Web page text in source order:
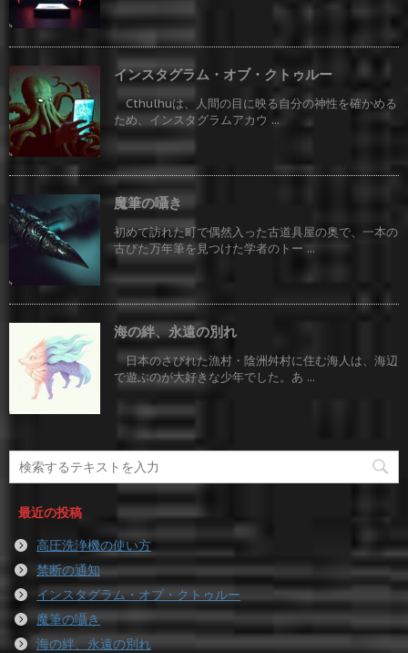
インスタグラム・オブ・クトゥルー
Cthulhuは、人間の目に映る自分の神性を確かめる
ため、インスタグラムアカウ ...
魔筆の囁き
初めて訪れた町で偶然入った古道具屋の奥で、一本の
古びた万年筆を見つけた学者のトー ...
海の絆、永遠の別れ
日本のさびれた漁村・陰洲舛村に住む海人は、海辺
で遊ぶのが大好きな少年でした。あ ...
最近の投稿
高圧洗浄機の使い方
禁断の通知
インスタグラム・オブ・クトゥルー
魔筆の囁き
海の絆、永遠の別れ